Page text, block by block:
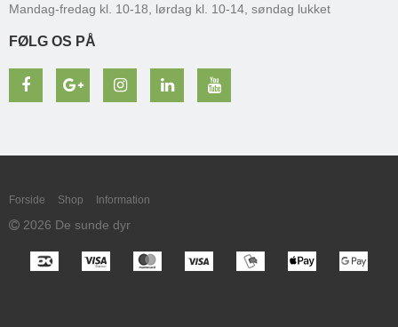
Mandag-fredag kl. 10-18, lørdag kl. 10-14, søndag lukket
FØLG OS PÅ
Forside Shop Information
2026 De sunde dyr